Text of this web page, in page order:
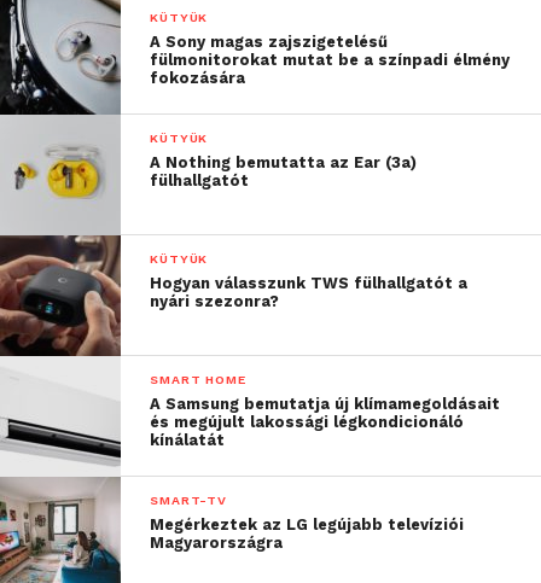
KÜTYÜK
A Sony magas zajszigetelésű
fülmonitorokat mutat be a színpadi élmény
fokozására
KÜTYÜK
A Nothing bemutatta az Ear (3a)
fülhallgatót
KÜTYÜK
Hogyan válasszunk TWS fülhallgatót a
nyári szezonra?
SMART HOME
A Samsung bemutatja új klímamegoldásait
és megújult lakossági légkondicionáló
kínálatát
SMART-TV
Megérkeztek az LG legújabb televíziói
Magyarországra